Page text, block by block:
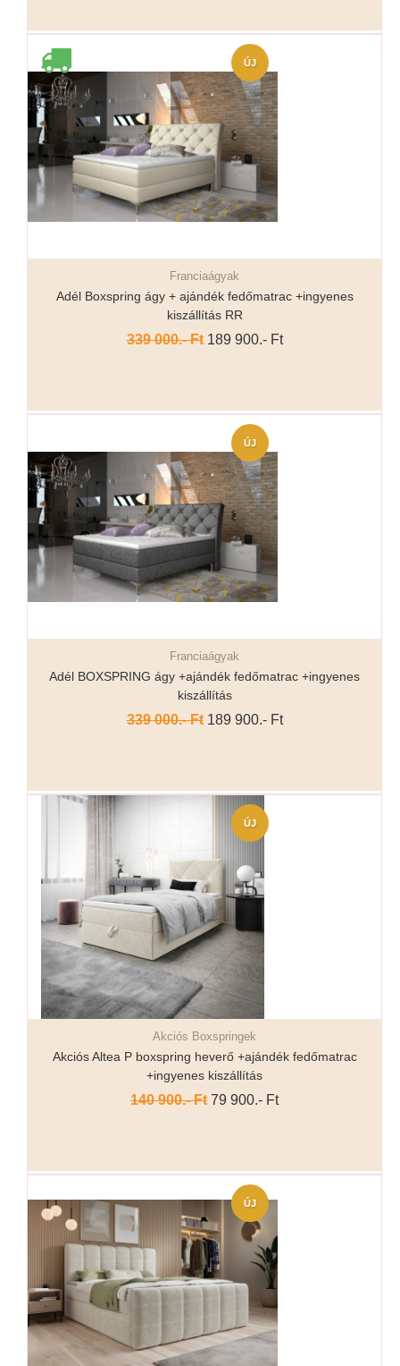
ÚJ
Részletek...Franciaágyak
Adél Boxspring ágy + ajándék fedőmatrac +ingyenes
kiszállítás RR
339 000.- Ft189 900.- Ft
ÚJ
Részletek...Franciaágyak
Adél BOXSPRING ágy +ajándék fedőmatrac +ingyenes
kiszállítás
339 000.- Ft189 900.- Ft
ÚJ
Részletek...
Akciós Boxspringek
Akciós Altea P boxspring heverő +ajándék fedőmatrac
+ingyenes kiszállítás
140 900.- Ft 79 900.- Ft
ÚJ